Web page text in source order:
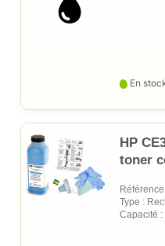
En
HP
toner
Type :
Capacité